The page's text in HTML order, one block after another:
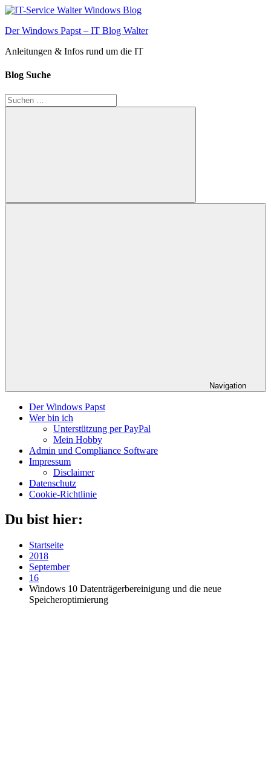
Zum
springen
Der Windows Papst – IT Blog Walter
Anleitungen & Infos rund um die IT
Blog Suche
Suchen
nach:
Suchen
Navigation
Der Windows Papst
Wer bin ich
Unterstützung per PayPal
Mein Hobby
Admin und Compliance Software
Impressum
Disclaimer
Datenschutz
Cookie-Richtlinie
Du bist hier:
Startseite
2018
September
16
Windows 10 Datenträgerbereinigung und die neue
Speicheroptimierung